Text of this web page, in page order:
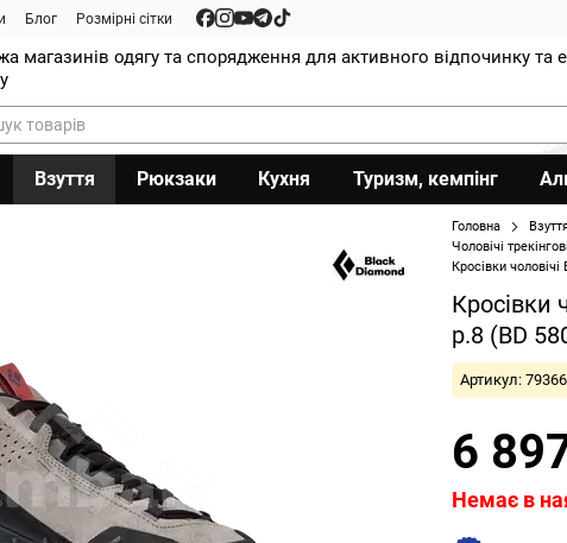
Блог Розмірні сітки
магазинів одягу та спорядження для активного відпочинку та
Взуття Рюкзаки Кухня Туризм, кемпінг
Головна
Чоловічі
Кросівки
Кросівки
р.8 (BD
Артикул:
6
Немає в